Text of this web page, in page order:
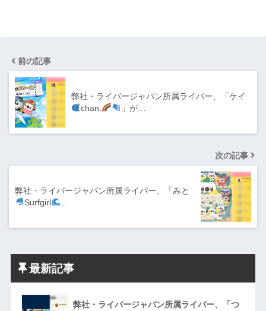
前の記事
弊社・ライバージャパン所属ライバー、「ケイ
chan.
」が…
次の記事
弊社・ライバージャパン所属ライバー、「みと
Surfgirl
最新記事
弊社・ライバージャパン所属ライバー、「つ